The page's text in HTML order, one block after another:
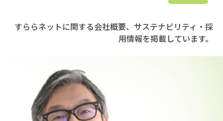
すららネットに関する会社概要、サステナビリティ・採
用情報を掲載しています。